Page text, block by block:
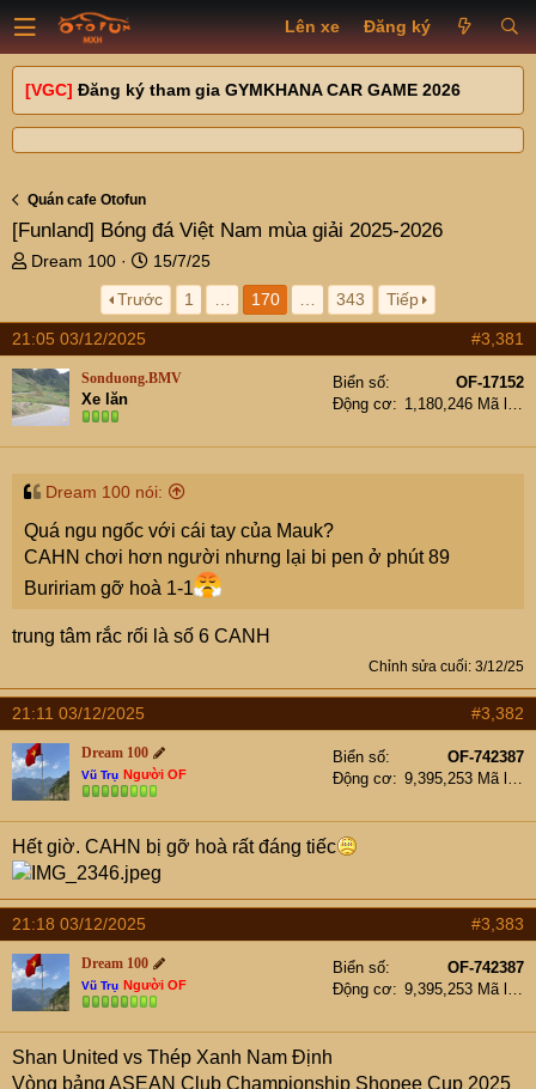
Lên xe Đăng ký
[VGC] Đăng ký tham gia GYMKHANA CAR GAME 2026
Quán cafe Otofun
[Funland] Bóng đá Việt Nam mùa giải 2025-2026
T
e
a
d
s
t
t
r
Dream 100
N
g
à
y
ử
15/7/25
Trước
1 170 343 Tiếp
21:05 03/12/2025 #3,381
Sonduong.BMV
Xe lăn
Biển số
OF-17152
Động cơ
1,180,246 Mã lực
Dream 100 nói:
Quá ngu ngốc với cái tay của Mauk?
CAHN chơi hơn người nhưng lại bi pen ở phút 89
Buririam gỡ hoà 1-1
trung tâm rắc rối là số 6 CANH
Chỉnh sửa cuối: 3/12/25
21:11 03/12/2025 #3,382
Dream 100
Vũ Trụ Người OF
Biển số
OF-742387
Động cơ
9,395,253 Mã lực
Hết giờ. CAHN bị gỡ hoà rất đáng tiếc
21:18 03/12/2025 #3,383
Dream 100
Vũ Trụ Người OF
Biển số
OF-742387
Động cơ
9,395,253 Mã lực
Shan United vs Thép Xanh Nam Định
Vòng bảng ASEAN Club Championship Shopee Cup 2025